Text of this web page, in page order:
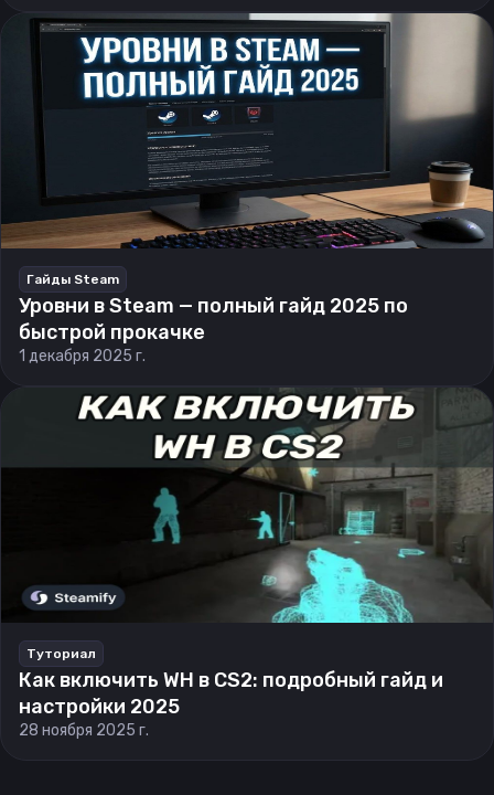
Гайды Steam
Уровни в Steam — полный гайд 2025 по
быстрой прокачке
1 декабря 2025 г.
Туториал
Как включить WH в CS2: подробный гайд и
настройки 2025
28 ноября 2025 г.